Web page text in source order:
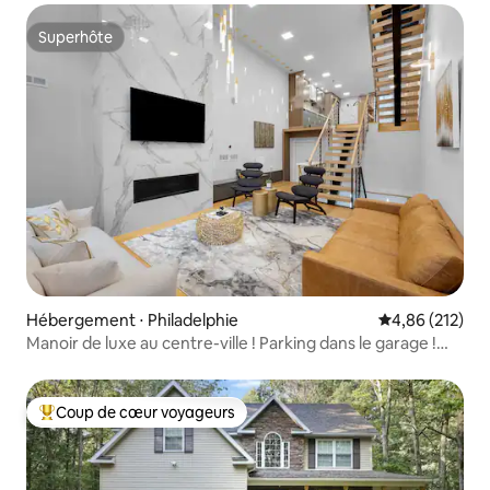
Superhôte
Superhôte
Hébergement ⋅ Philadelphie Évaluation
4,86 (212)
Manoir de luxe au centre-ville ! Parking dans le garage !
Coups de cœur voyageurs les plus appréciés
Coup de cœur voyageurs